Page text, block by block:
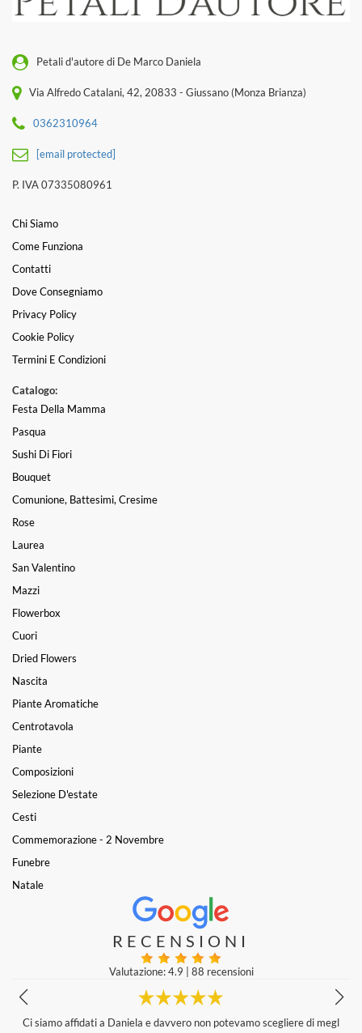
Petali d'autore di De Marco Daniela
Via Alfredo Catalani, 42, 20833 - Giussano (Monza Brianza)
0362310964
[email protected]
P. IVA 07335080961
Chi Siamo
Come Funziona
Contatti
Dove Consegniamo
Privacy Policy
Cookie Policy
Termini E Condizioni
Catalogo:
Festa Della Mamma
Pasqua
Sushi Di Fiori
Bouquet
Comunione, Battesimi, Cresime
Rose
Laurea
San Valentino
Mazzi
Flowerbox
Cuori
Dried Flowers
Nascita
Piante Aromatiche
Centrotavola
Piante
Composizioni
Selezione D'estate
Cesti
Commemorazione - 2 Novembre
Funebre
Natale
RECENSIONI
Valutazione: 4.9 88 recensioni
Qualità dei fiori , servizio e composizione stupenda